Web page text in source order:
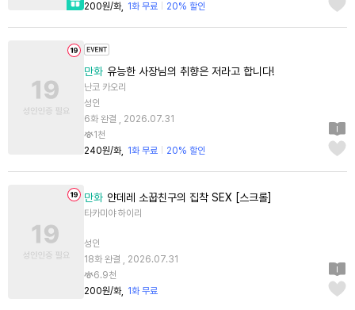
200원/화
1화 무료 20% 할인
만화 유능한 사장님의 취향은 저라고 합니다!
난코 카오리
성인
6화 완결 , 2026.07.31
1천
240원/화
1화 무료 20% 할인
만화 얀데레 소꿉친구의 집착 SEX [스크롤]
타카미야 하이리
성인
18화 완결 , 2026.07.31
6.9천
200원/화
1화 무료